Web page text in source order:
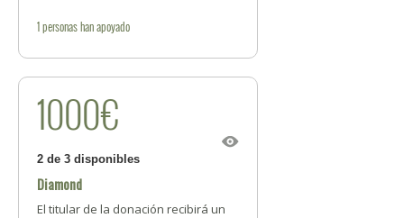
1personashan apoyado
1000€
2 de 3 disponibles
Diamond
El titular de la donación recibirá un